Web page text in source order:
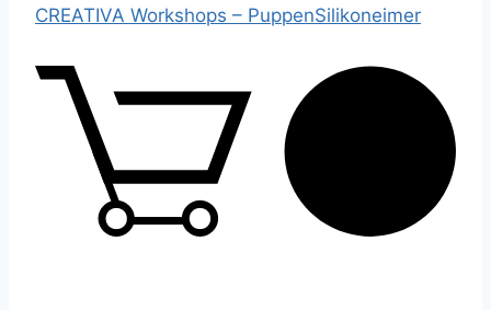
CREATIVA Workshops – PuppenSilikoneimer